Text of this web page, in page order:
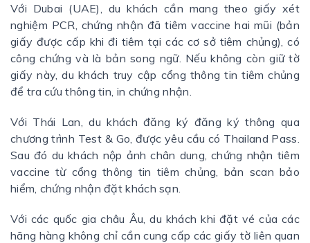
Với Dubai (UAE), du khách cần mang theo giấy xét
nghiệm PCR, chứng nhận đã tiêm vaccine hai mũi (bản
giấy được cấp khi đi tiêm tại các cơ sở tiêm chủng), có
công chứng và là bản song ngữ. Nếu không còn giữ tờ
giấy này, du khách truy cập cổng thông tin tiêm chủng
để tra cứu thông tin, in chứng nhận.
Với Thái Lan, du khách đăng ký đăng ký thông qua
chương trình Test & Go, được yêu cầu có Thailand Pass.
Sau đó du khách nộp ảnh chân dung, chứng nhận tiêm
vaccine từ cổng thông tin tiêm chủng, bản scan bảo
hiểm, chứng nhận đặt khách sạn.
Với các quốc gia châu Âu, du khách khi đặt vé của các
hãng hàng không chỉ cần cung cấp các giấy tờ liên quan